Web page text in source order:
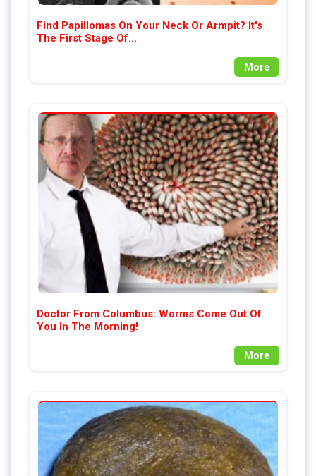
Find Papillomas On Your Neck Or Armpit? It's
The First Stage Of...
More
Doctor From Columbus: Worms Come Out Of
You In The Morning!
More